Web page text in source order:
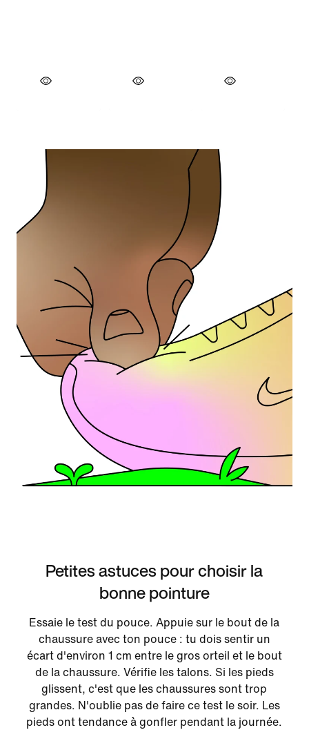
Petites astuces pour choisir la
bonne pointure
Essaie le test du pouce. Appuie sur le bout de la
chaussure avec ton pouce : tu dois sentir un
écart d'environ 1 cm entre le gros orteil et le bout
de la chaussure. Vérifie les talons. Si les pieds
glissent, c'est que les chaussures sont trop
grandes. N'oublie pas de faire ce test le soir. Les
pieds ont tendance à gonfler pendant la journée.